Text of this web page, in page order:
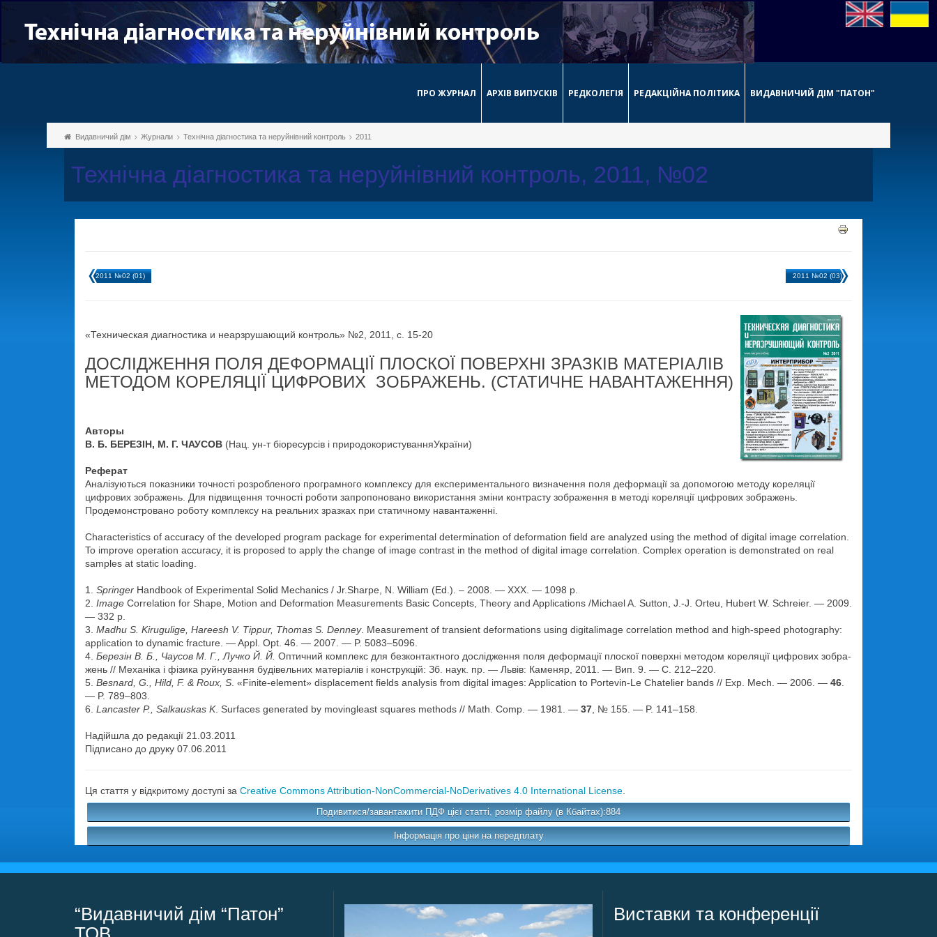
ПРО ЖУРНАЛ АРХІВ ВИПУСКІВ РЕДКОЛЕГІЯ РЕДАКЦІЙНА ПОЛІТИКА ВИДАВНИЧИЙ ДІМ "ПАТОН"
Видавничий дім Журнали Технічна діагностика та неруйнівний контроль 2011
Технічна діагностика та неруйнівний контроль, 2011, №02
2011 №02 (01) 2011 №02 (03)
«Техническая диагностика и неарзрушающий контроль» №2, 2011, с. 15-20
ДОСЛІДЖЕННЯ ПОЛЯ ДЕФОРМАЦІЇ ПЛОСКОЇ ПОВЕРХНІ ЗРАЗКІВ МАТЕРІАЛІВ
МЕТОДОМ КОРЕЛЯЦІЇ ЦИФРОВИХ ЗОБРАЖЕНЬ. (СТАТИЧНЕ НАВАНТАЖЕННЯ)
Авторы
В. Б. БЕРЕЗІН, М. Г. ЧАУСОВ (Нац. ун-т біоресурсів і природокористуванняУкраїни)
Реферат
Аналізуються показники точності розробленого програмного комплексу для експериментального визначення поля деформації за допомогою методу кореляції
цифрових зображень. Для підвищення точності роботи запропоновано використання зміни контрасту зображення в методі кореляції цифрових зображень.
Продемонстровано роботу комплексу на реальних зразках при статичному навантаженні.
Characteristics of accuracy of the developed program package for experimental determination of deformation field are analyzed using the method of digital image correlation.
To improve operation accuracy, it is proposed to apply the change of image contrast in the method of digital image correlation. Complex operation is demonstrated on real
samples at static loading.
1. Springer Handbook of Experimental Solid Mechanics / Jr.Sharpe, N. William (Ed.). – 2008. — XXX. — 1098 p.
2. Image Correlation for Shape, Motion and Deformation Measurements Basic Concepts, Theory and Applications /Michael A. Sutton, J.-J. Orteu, Hubert W. Schreier. — 2009.
— 332 p.
3. Madhu S. Kirugulige, Hareesh V. Tippur, Thomas S. Den­ney. Measurement of transient deformations using digitalimage correlation method and high-speed photography:
ap­plication to dynamic fracture. — Appl. Opt. 46. — 2007. — P. 5083–5096.
4. Березін В. Б., Чаусов М. Г., Лучко Й. Й. Оптичний комп­лекс для безконтактного дослідження поля деформації плоскої поверхні методом кореляції цифрових зобра­
жень // Механіка і фізика руйнування будівельних ма­теріалів і конструкцій: Зб. наук. пр. — Львів: Каменяр, 2011. — Вип. 9. — С. 212–220.
5. Besnard, G., Hild, F. & Roux, S . «Finite-element» displace­ment fields analysis from digital images: Application to Por­tevin-Le Chatelier bands // Exp. Mech. — 2006. — 46
— P. 789–803.
6. Lancaster P., Salkauskas K. Surfaces generated by movingleast squares methods // Math. Comp. — 1981. — 37 , № 155. — P. 141–158.
Надійшла до редакції 21.03.2011
Підписано до друку 07.06.2011
Ця стаття у відкритому доступі за Creative Commons Attribution-NonCommercial-NoDerivatives 4.0 International License
Подивитися/завантажити ПДФ цієї статті, розмір файлу (в Кбайтах):884
Інформація про ціни на передплату
“Видавничий дім “Патон”
Виставки та конференції